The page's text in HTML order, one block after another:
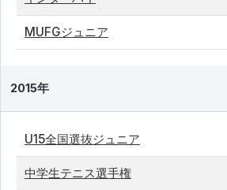
MUFGジュニア
2015年
U15全国選抜ジュニア
中学生テニス選手権